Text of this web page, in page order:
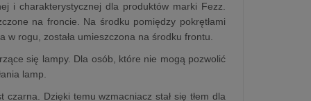
i charakterystycznej dla produktów marki Fezz.
na froncie. Na środku pomiędzy pokrętłami
w rogu, została umieszczona na środku frontu.
się lampy. Dla osób, które nie mogą pozwolić
lamp.
Dzięki temu wzmacniacz stał się tłem dla